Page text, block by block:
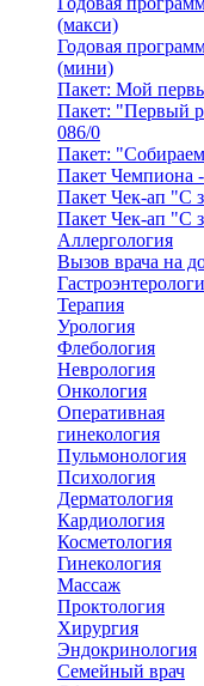
(макси)
Годовая
(мини)
Пакет: Мой
Пакет: "Первый
086/0
Пакет:
Пакет Чемпиона
Пакет Чек-ап "С
Пакет Чек-ап "С
Аллергология
Вызов врача на
Терапия
Урология
Флебология
Неврология
Онкология
Оперативная
гинекология
Пульмонология
Психология
Дерматология
Кардиология
Косметология
Гинекология
Массаж
Проктология
Хирургия
Эндокринология
Семейный врач